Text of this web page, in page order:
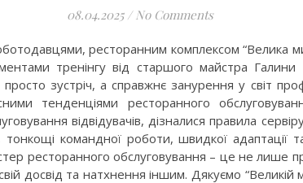
08.04.2025 / No Comments
ресторанним комплексом “Велика
тренінгу від старшого майстра Галини
зустріч, а справжнє занурення у світ
тенденціями ресторанного
відвідувачів, дізналися правила
командної роботи, швидкої адаптації
ресторанного обслуговування – це не лише
досвід та натхнення іншим. Дякуємо “Великій